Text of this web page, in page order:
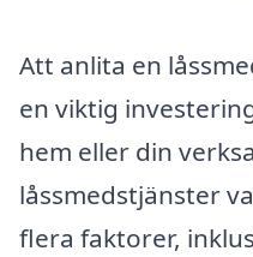
Att anlita en
en viktig
hem eller din
låssmedstjänster
flera faktorer,